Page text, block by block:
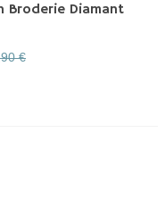
Broderie Diamant
€